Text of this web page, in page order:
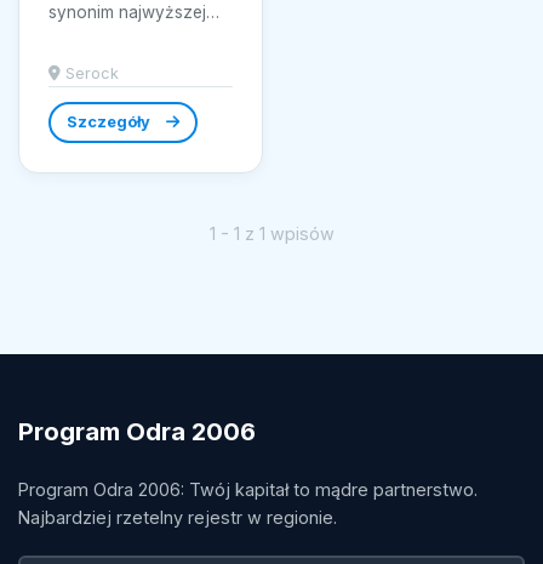
synonim najwyższej
spożywczych prosto
od lokalnych rolników
z Serocka....
Serock
Szczegóły
1 - 1 z 1 wpisów
Program Odra 2006
Program Odra 2006: Twój kapitał to mądre partnerstwo.
Najbardziej rzetelny rejestr w regionie.